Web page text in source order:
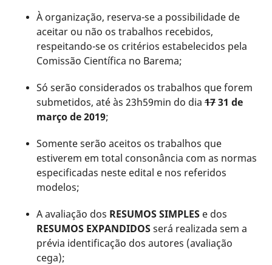
À organização, reserva-se a possibilidade de
aceitar ou não os trabalhos recebidos,
respeitando-se os critérios estabelecidos pela
Comissão Científica no Barema;
Só serão considerados os trabalhos que forem
submetidos, até às 23h59min do dia 1731 de
março de 2019;
Somente serão aceitos os trabalhos que
estiverem em total consonância com as normas
especificadas neste edital e nos referidos
modelos;
A avaliação dos RESUMOS SIMPLESe dos
RESUMOS EXPANDIDOSserá realizada sem a
prévia identificação dos autores (avaliação
cega);